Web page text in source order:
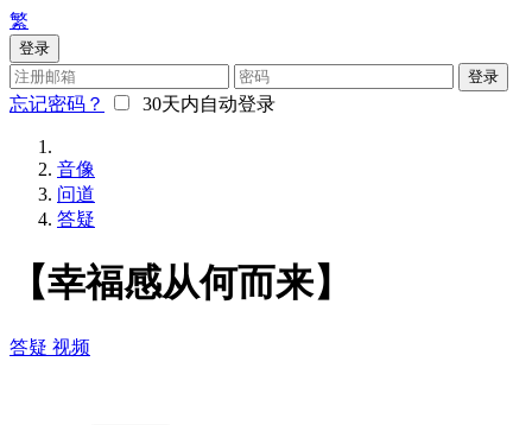
繁
登录
登录
忘记密码？ 30天内自动登录
音像
问道
答疑
【幸福感从何而来】
答疑 视频